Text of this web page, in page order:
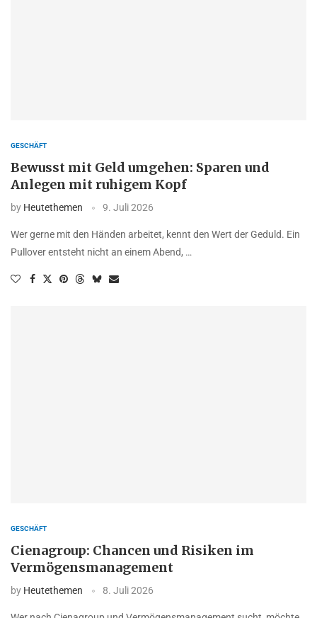
GESCHÄFT
Bewusst mit Geld umgehen: Sparen und
Anlegen mit ruhigem Kopf
by Heutethemen 9. Juli 2026
Wer gerne mit den Händen arbeitet, kennt den Wert der Geduld. Ein
Pullover entsteht nicht an einem Abend, …
GESCHÄFT
Cienagroup: Chancen und Risiken im
Vermögensmanagement
by Heutethemen 8. Juli 2026